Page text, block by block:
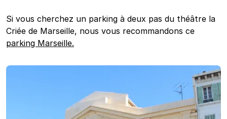
Si vous cherchez un parking à deux pas du théâtre la
Criée de Marseille, nous vous recommandons ce
parking Marseille.